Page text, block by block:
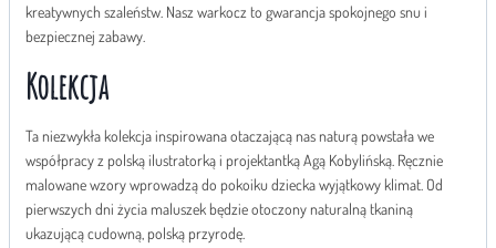
kreatywnych szaleństw. Nasz warkocz to gwarancja spokojnego snu i
bezpiecznej zabawy.
Kolekcja
Ta niezwykła kolekcja inspirowana otaczającą nas naturą powstała we
współpracy z polską ilustratorką i projektantką Agą Kobylińską. Ręcznie
malowane wzory wprowadzą do pokoiku dziecka wyjątkowy klimat. Od
pierwszych dni życia maluszek będzie otoczony naturalną tkaniną
ukazującą cudowną, polską przyrodę.